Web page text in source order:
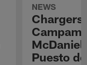
NEWS
Chargers
Puesto